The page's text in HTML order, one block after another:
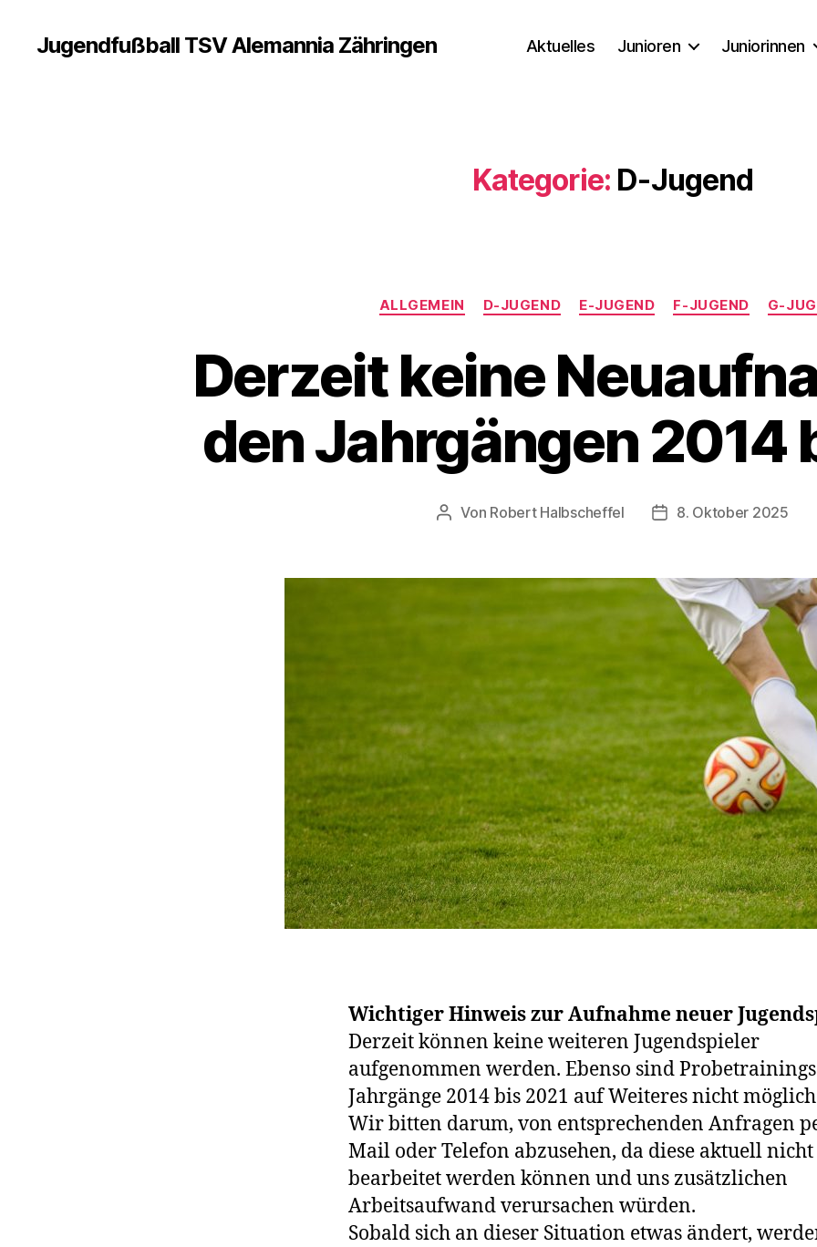
Jugendfußball TSV Alemannia Zähringen Aktuelles Junioren Juniorinnen
Kategorie: D-Jugend
Kategorien
ALLGEMEIN D-JUGEND E-JUGEND F-JUGEND G-
Derzeit keine
den Jahrgängen 2014
Beitragsautor
Von Robert Halbscheffel 8. Oktober 2025
Wichtiger Hinweis zur Aufnahme neuer
Derzeit können keine weiteren Jugendspieler
aufgenommen werden. Ebenso sind
Jahrgänge 2014 bis 2021 auf Weiteres nicht
Wir bitten darum, von entsprechenden Anfragen
Mail oder Telefon abzusehen, da diese aktuell nicht
bearbeitet werden können und uns zusätzlichen
Arbeitsaufwand verursachen würden.
Sobald sich an dieser Situation etwas ändert,